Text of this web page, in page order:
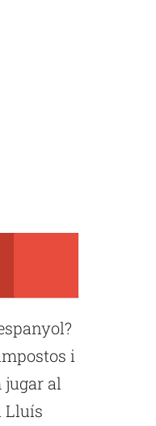
i
jugar al
Lluís